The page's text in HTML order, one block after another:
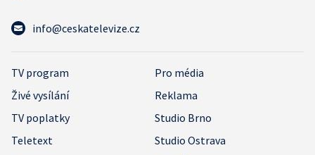
info@ceskatelevize.cz
TV program
Pro média
Živé vysílání
Reklama
TV poplatky
Studio Brno
Teletext
Studio Ostrava